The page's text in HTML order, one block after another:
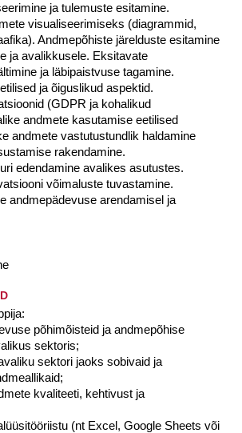
ja tulemuste esitamine.
visualiseerimiseks (diagrammid,
Andmepõhiste järelduste esitamine
ja avalikkusele. Eksitavate
ja läbipaistvuse tagamine.
ja õiguslikud aspektid.
(GDPR ja kohalikud
andmete kasutamise eetilised
andmete vastutustundlik haldamine
rakendamine.
edendamine avalikes asutustes.
võimaluste tuvastamine.
andmepädevuse arendamisel ja
põhimõisteid ja andmepõhise
sektoris;
sektori jaoks sobivaid ja
kvaliteeti, kehtivust ja
(nt Excel, Google Sheets või